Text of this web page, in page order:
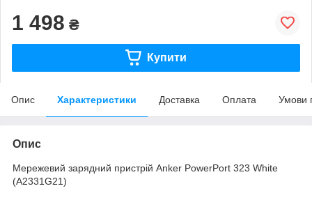
1 498 ₴
Купити
Опис Характеристики Доставка Оплата Умови
Опис
Мережевий зарядний пристрій Anker PowerPort 323 White
(A2331G21)